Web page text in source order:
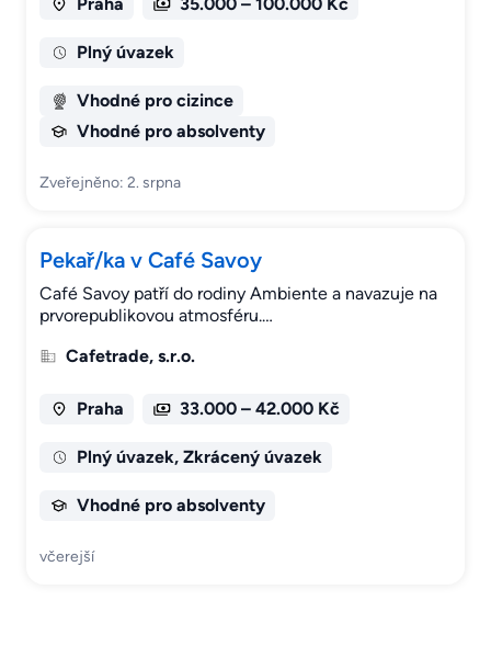
Praha 35.000 – 100.000 Kč
Plný úvazek
Vhodné pro cizince
Vhodné pro absolventy
Zveřejněno: 2. srpna
Pekař/ka v Café Savoy
Café Savoy patří do rodiny Ambiente a navazuje na
prvorepublikovou atmosféru.…
Cafetrade, s.r.o.
Praha 33.000 – 42.000 Kč
Plný úvazek, Zkrácený úvazek
Vhodné pro absolventy
včerejší